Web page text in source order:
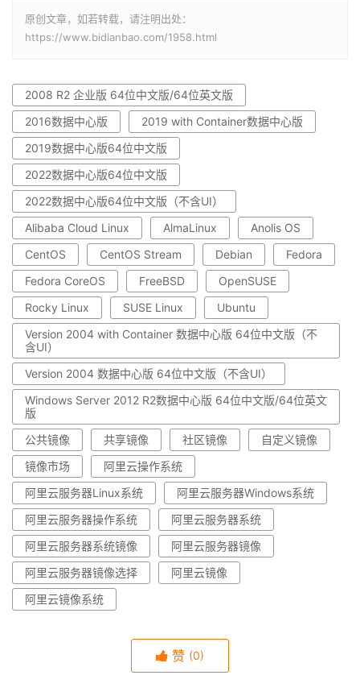
原创文章，如若转载，请注明出处：
https://www.bidianbao.com/1958.html
2008 R2 企业版 64位中文版/64位英文版
2016数据中心版
2019 with Container数据中心版
2019数据中心版64位中文版
2022数据中心版64位中文版
2022数据中心版64位中文版（不含UI）
Alibaba Cloud Linux
AlmaLinux
Anolis OS
CentOS
CentOS Stream Debian
Fedora
Fedora CoreOS
FreeBSD
OpenSUSE
Rocky Linux
SUSE Linux
Ubuntu
Version 2004 with Container 数据中心版 64位中文版（不
含UI）
Version 2004 数据中心版 64位中文版（不含UI）
Windows Server 2012 R2数据中心版 64位中文版/64位英文
版
公共镜像
共享镜像 社区镜像
自定义镜像
镜像市场
阿里云操作系统
阿里云服务器Linux系统
阿里云服务器Windows系统
阿里云服务器操作系统
阿里云服务器系统
阿里云服务器系统镜像
阿里云服务器镜像
阿里云服务器镜像选择
阿里云镜像
阿里云镜像系统
赞 (0)